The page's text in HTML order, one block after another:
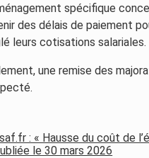
spécifique
des délais de paiement
leurs cotisations salariales.
une remise des
: « Hausse du coût de
le 30 mars 2026